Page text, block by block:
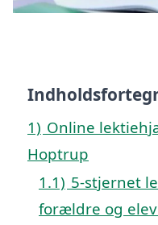
1) Online
Hoptrup
1.1) 5-stjernet
forældre og